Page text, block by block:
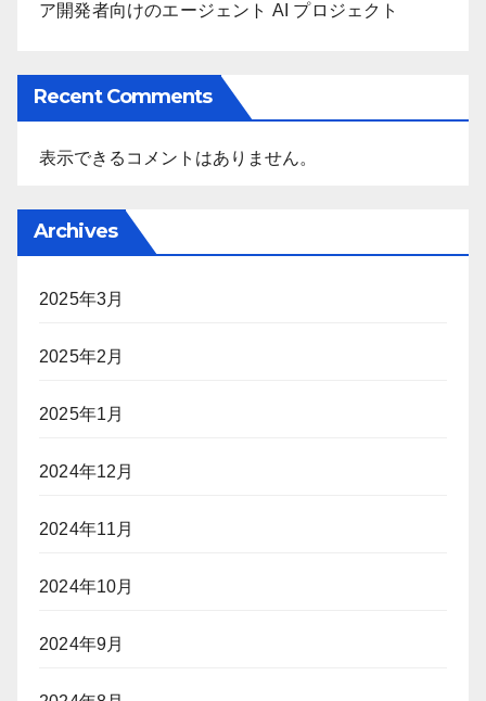
ア開発者向けのエージェント AI プロジェクト
Recent Comments
表示できるコメントはありません。
Archives
2025年3月
2025年2月
2025年1月
2024年12月
2024年11月
2024年10月
2024年9月